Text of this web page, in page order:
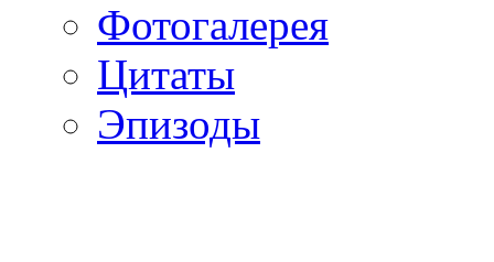
Фотогалерея
Цитаты
Эпизоды